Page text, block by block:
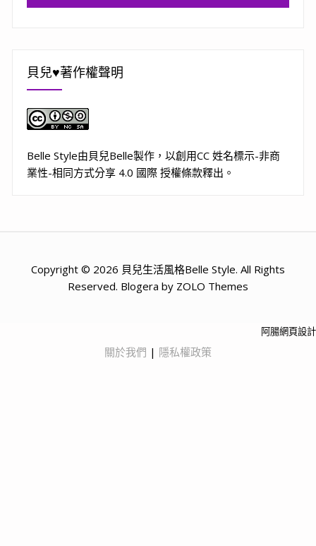
貝兒♥著作權聲明
Belle Style由貝兒Belle製作，以創用CC 姓名標示-非商
業性-相同方式分享 4.0 國際 授權條款釋出。
Copyright © 2026 貝兒生活風格Belle Style. All Rights
Reserved. Blogera by ZOLO Themes
阿腸網頁設計
關於我們 | 隱私權政策